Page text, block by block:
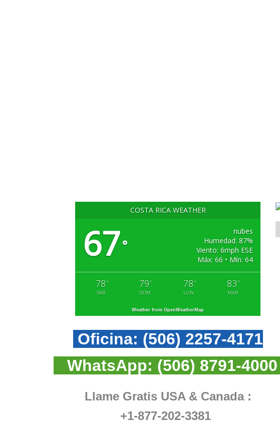
COSTA RICA WEATHER
67°
nubes
Humedad: 87%
Viento: 6mph ESE
Máx: 66 • Mín: 64
78 °
SAB
79 °
DOM
78 °
LUN
83 °
MAR
Weather from OpenWeatherMap
Oficina: (506) 2257-4171
WhatsApp: (506) 8791-4000
Llame Gratis USA & Canada :
+1-877-202-3381